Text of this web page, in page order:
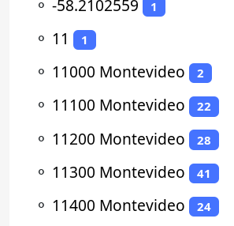
⚬ -58.2102559 1
⚬ 11 1
⚬ 11000 Montevideo 2
⚬ 11100 Montevideo 22
⚬ 11200 Montevideo 28
⚬ 11300 Montevideo 41
⚬ 11400 Montevideo 24